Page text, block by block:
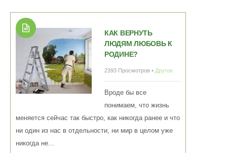
КАК ВЕРНУТЬ
ЛЮДЯМ ЛЮБОВЬ К
РОДИНЕ?
2393 Просмотров • Другое
Вроде бы все
понимаем, что жизнь
меняется сейчас так быстро, как никогда ранее и что
ни один из нас в отдельности, ни мир в целом уже
никогда не...